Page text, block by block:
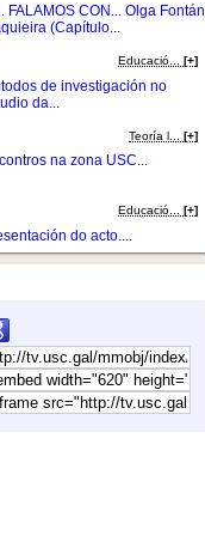
FALAMOS CON... Olga Fontán
(Capítulo...
Educació...[+]
de investigación no
da...
Teoría l...[+]
na zona USC...
Educació...[+]
do acto....
Debate...
Educació...[+]
Exposición: Un rastro de
furia e algas...